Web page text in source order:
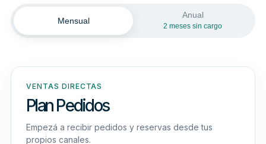
Mensual
Anual
2 meses sin cargo
VENTAS DIRECTAS
Plan Pedidos
Empezá a recibir pedidos y reservas desde tus
propios canales.